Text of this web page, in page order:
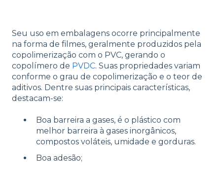
Seu uso em embalagens ocorre principalmente
na forma de filmes, geralmente produzidos pela
copolimerização com o PVC, gerando o
copolímero de PVDC. Suas propriedades variam
conforme o grau de copolimerização e o teor de
aditivos. Dentre suas principais características,
destacam-se:
Boa barreira a gases, é o plástico com
melhor barreira à gases inorgânicos,
compostos voláteis, umidade e gorduras.
Boa adesão;